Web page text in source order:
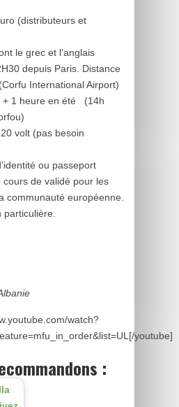
(distributeurs et
le grec et l’anglais
depuis Paris. Distance
International Airport)
+ 1 heure en été (14h
volt (pas besoin
ou passeport
de validé pour les
communauté européenne.
watch?
youtube]
: